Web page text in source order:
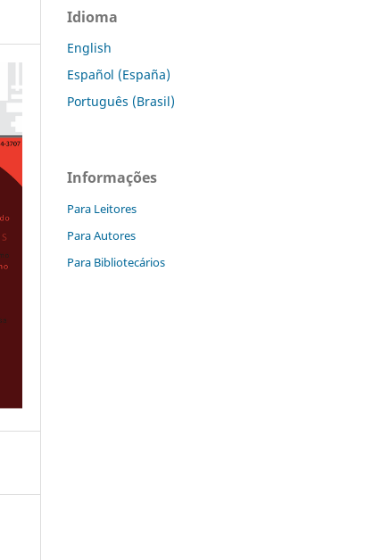
Idioma
English
Español (España)
Português (Brasil)
Informações
Para Leitores
Para Autores
Para Bibliotecários